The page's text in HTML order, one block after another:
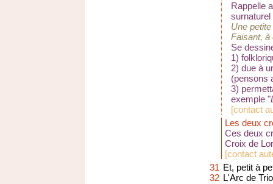
Rappelle
surnaturel
Une
Faisant, à
Se
1)
2) due à
(pensons
3)
exemple "
[contact
Les deux
Ces deux
Croix de
[contact
31 Et, petit à
32 L'Arc de